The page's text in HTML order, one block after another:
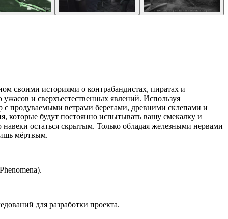
своими историями о контрабандистах, пиратах и
и сверхъестественных явлений. Используя
с продуваемыми ветрами берегами, древними склепами и
будут постоянно испытывать вашу смекалку и
остаться скрытым. Только обладая железными нервами
мёртвым.
для разработки проекта.